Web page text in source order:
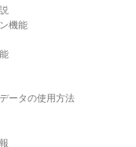
機能
ータの使用方法